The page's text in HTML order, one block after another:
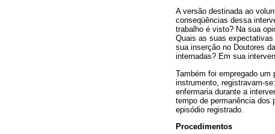
A versão destinada ao
conseqüências dessa
trabalho é visto? Na sua
Quais as suas
sua inserção no Doutores
internadas? Em sua
Também foi empregado
instrumento, registravam-
enfermaria durante a
tempo de permanência dos
episódio registrado.
Procedimentos